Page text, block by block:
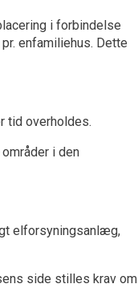
i forbindelse
enfamiliehus. Dette
tid overholdes.
i den
elforsyningsanlæg,
side stilles krav om